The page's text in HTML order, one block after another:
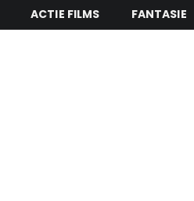
ACTIE FILMS FANTASIE